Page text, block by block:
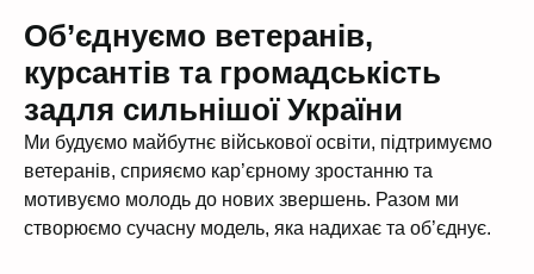
Об’єднуємо ветеранів,
курсантів та громадськість
задля сильнішої України
Ми будуємо майбутнє військової освіти, підтримуємо
ветеранів, сприяємо кар’єрному зростанню та
мотивуємо молодь до нових звершень. Разом ми
створюємо сучасну модель, яка надихає та об’єднує.